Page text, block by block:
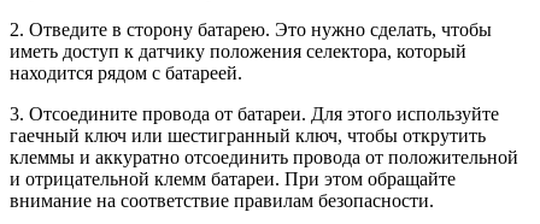
2. Отведите в сторону батарею. Это нужно сделать, чтобы
иметь доступ к датчику положения селектора, который
находится рядом с батареей.
3. Отсоедините провода от батареи. Для этого используйте
гаечный ключ или шестигранный ключ, чтобы открутить
клеммы и аккуратно отсоединить провода от положительной
и отрицательной клемм батареи. При этом обращайте
внимание на соответствие правилам безопасности.